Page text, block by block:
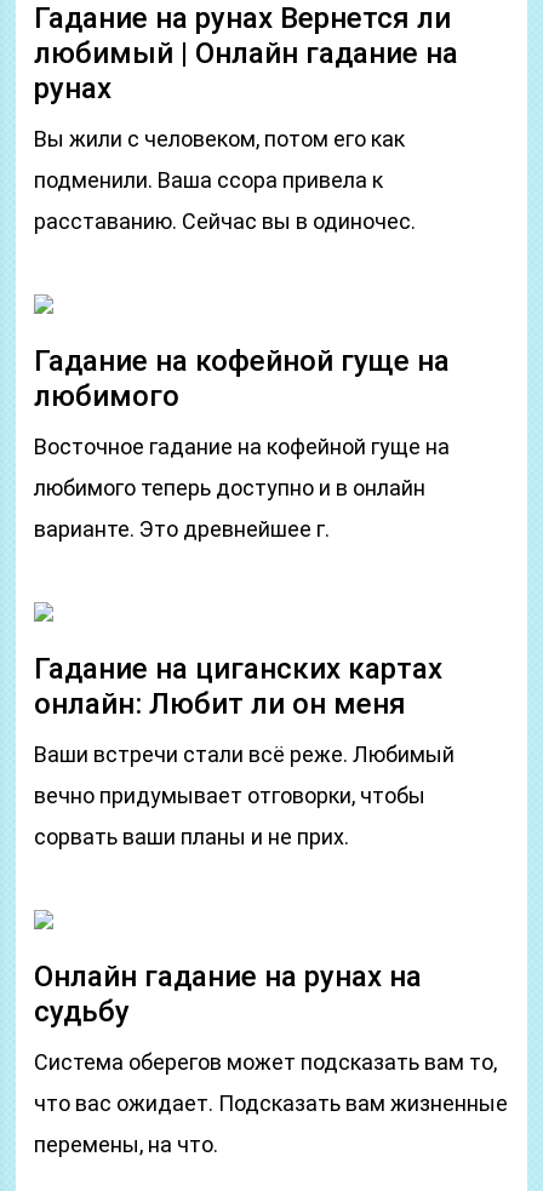
Гадание на рунах Вернется ли
любимый | Онлайн гадание на
рунах
Вы жили с человеком, потом его как
подменили. Ваша ссора привела к
расставанию. Сейчас вы в одиночес.
Гадание на кофейной гуще на
любимого
Восточное гадание на кофейной гуще на
любимого теперь доступно и в онлайн
варианте. Это древнейшее г.
Гадание на циганских картах
онлайн: Любит ли он меня
Ваши встречи стали всё реже. Любимый
вечно придумывает отговорки, чтобы
сорвать ваши планы и не прих.
Онлайн гадание на рунах на
судьбу
Система оберегов может подсказать вам то,
что вас ожидает. Подсказать вам жизненные
перемены, на что.